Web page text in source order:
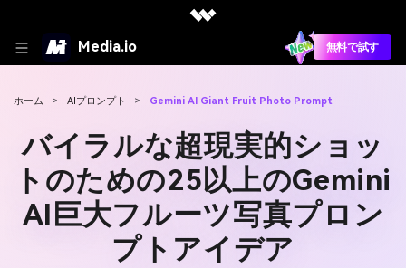
Media.io 無料で試す
ホーム > AIプロンプト > Gemini AI Giant Fruit Photo Prompt
バイラルな超現実的ショッ
トのための25以上のGemini
AI巨大フルーツ写真プロン
プトアイデア